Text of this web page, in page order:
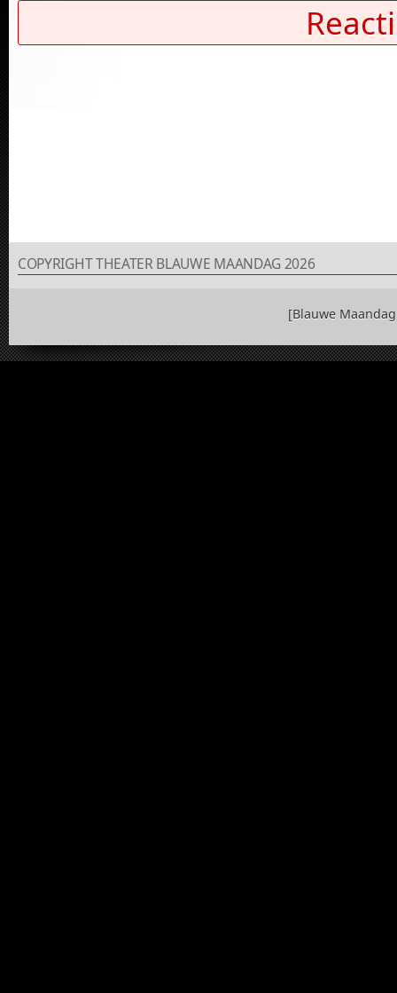
COPYRIGHT THEATER BLAUWE MAANDAG 2026
[Blauwe